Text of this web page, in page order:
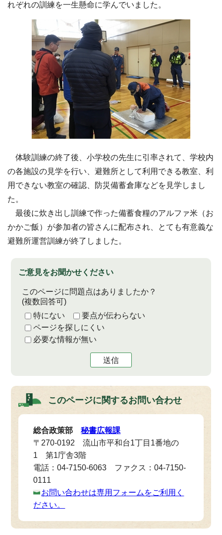
れぞれの訓練を一生懸命に学んでいました。
体験訓練の終了後、小学校の先生に引率されて、学校内
の各施設の見学を行い、避難所として利用できる教室、利
用できない教室の確認、防災備蓄倉庫などを見学しまし
た。
最後に炊き出し訓練で作った備蓄食糧のアルファ米（お
かかご飯）が参加者の皆さんに配布され、とても有意義な
避難所運営訓練が終了しました。
ご意見をお聞かせください
このページに問題点はありましたか？
(複数回答可)
特にない
要点が伝わらない
ページを探しにくい
必要な情報が無い
送信
このページに関するお問い合わせ
総合政策部秘書広報課
〒270-0192 流山市平和台1丁目1番地の
1 第1庁舎3階
電話：04-7150-6063 ファクス：04-7150-
0111
お問い合わせは専用フォームをご利用く
ださい。